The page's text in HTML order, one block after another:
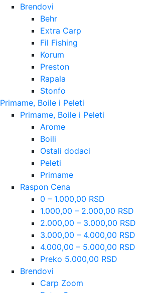
Brendovi
Behr
Extra Carp
Fil Fishing
Korum
Preston
Rapala
Stonfo
Primame, Boile i Peleti
Primame, Boile i Peleti
Arome
Boili
Ostali dodaci
Peleti
Primame
Raspon Cena
0 – 1.000,00 RSD
1.000,00 – 2.000,00 RSD
2.000,00 – 3.000,00 RSD
3.000,00 – 4.000,00 RSD
4.000,00 – 5.000,00 RSD
Preko 5.000,00 RSD
Brendovi
Carp Zoom